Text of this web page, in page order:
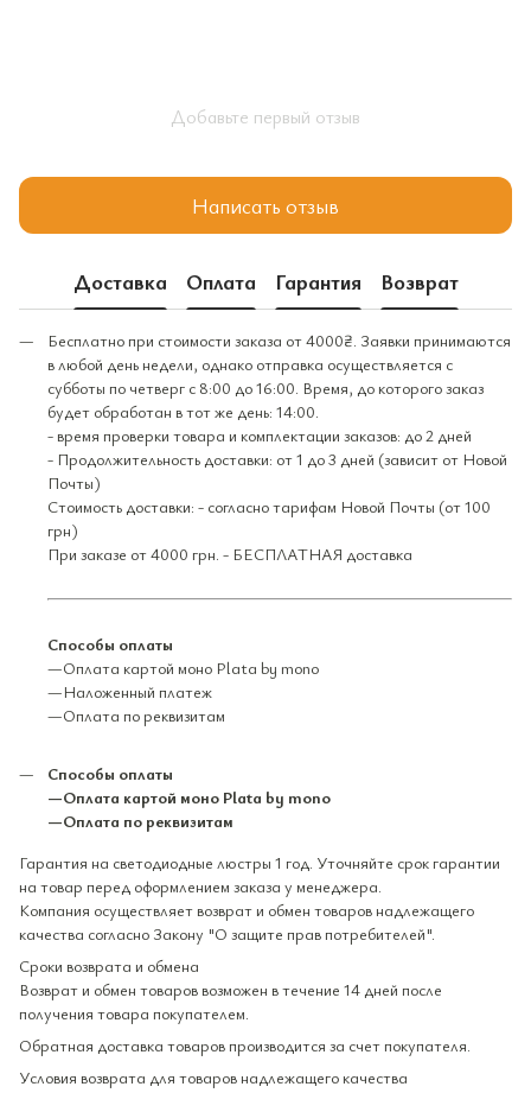
Добавьте первый отзыв
Написать отзыв
Доставка Оплата Гарантия Возврат
Бесплатно при стоимости заказа от 4000₴. Заявки принимаются
в любой день недели, однако отправка осуществляется с
субботы по четверг с 8:00 до 16:00. Время, до которого заказ
будет обработан в тот же день: 14:00.
- время проверки товара и комплектации заказов: до 2 дней
- Продолжительность доставки: от 1 до 3 дней (зависит от Новой
Почты)
Стоимость доставки: - согласно тарифам Новой Почты (от 100
грн)
При заказе от 4000 грн. - БЕСПЛАТНАЯ доставка
Способы оплаты
—Оплата картой моно Plata by mono
—Наложенный платеж
—Оплата по реквизитам
Способы оплаты
—Оплата картой моно Plata by mono
—Оплата по реквизитам
Гарантия на светодиодные люстры 1 год. Уточняйте срок гарантии
на товар перед оформлением заказа у менеджера.
Компания осуществляет возврат и обмен товаров надлежащего
качества согласно Закону "О защите прав потребителей".
Сроки возврата и обмена
Возврат и обмен товаров возможен в течение 14 дней после
получения товара покупателем.
Обратная доставка товаров производится за счет покупателя.
Условия возврата для товаров надлежащего качества